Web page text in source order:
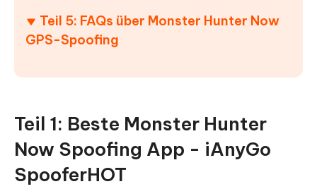
Teil 5: FAQs über Monster Hunter Now
GPS-Spoofing
Teil 1: Beste Monster Hunter
Now Spoofing App - iAnyGo
SpooferHOT